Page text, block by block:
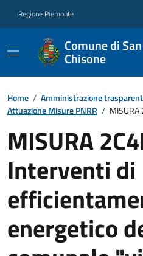
Regione Piemonte
Comune di
Chisone
Home / Amministrazione
Attuazione Misure PNRR /
MISURA
Interventi di
energetico